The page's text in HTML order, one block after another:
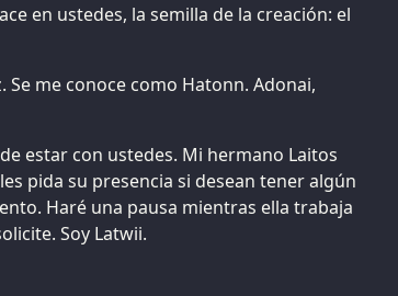
en ustedes, la semilla de la creación: el
Se me conoce como Hatonn. Adonai,
estar con ustedes. Mi hermano Laitos
pida su presencia si desean tener algún
Haré una pausa mientras ella trabaja
Soy Latwii.